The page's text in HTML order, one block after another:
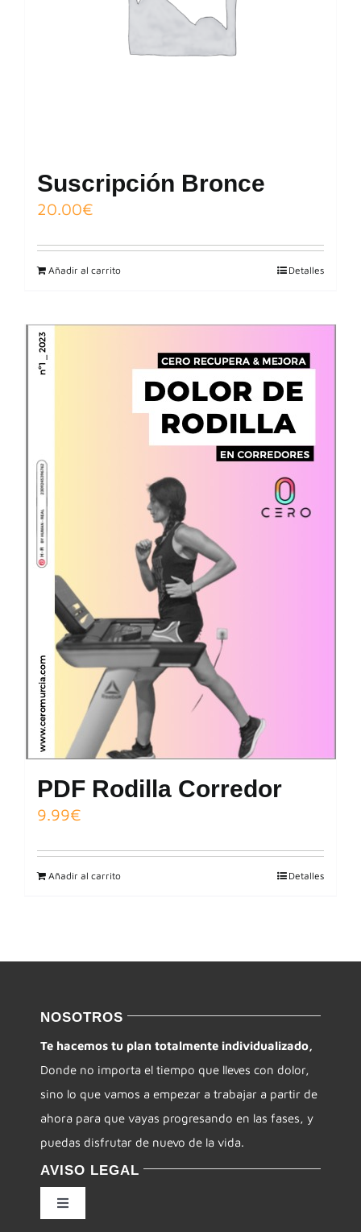
Suscripción Bronce
20.00€
Añadir al carrito Detalles
PDF Rodilla Corredor
9.99€
Añadir al carrito Detalles
NOSOTROS
Te hacemos tu plan totalmente individualizado,
Donde no importa el tiempo que lleves con dolor,
sino lo que vamos a empezar a trabajar a partir de
ahora para que vayas progresando en las fases, y
puedas disfrutar de nuevo de la vida.
AVISO LEGAL
Toggle
Navigation